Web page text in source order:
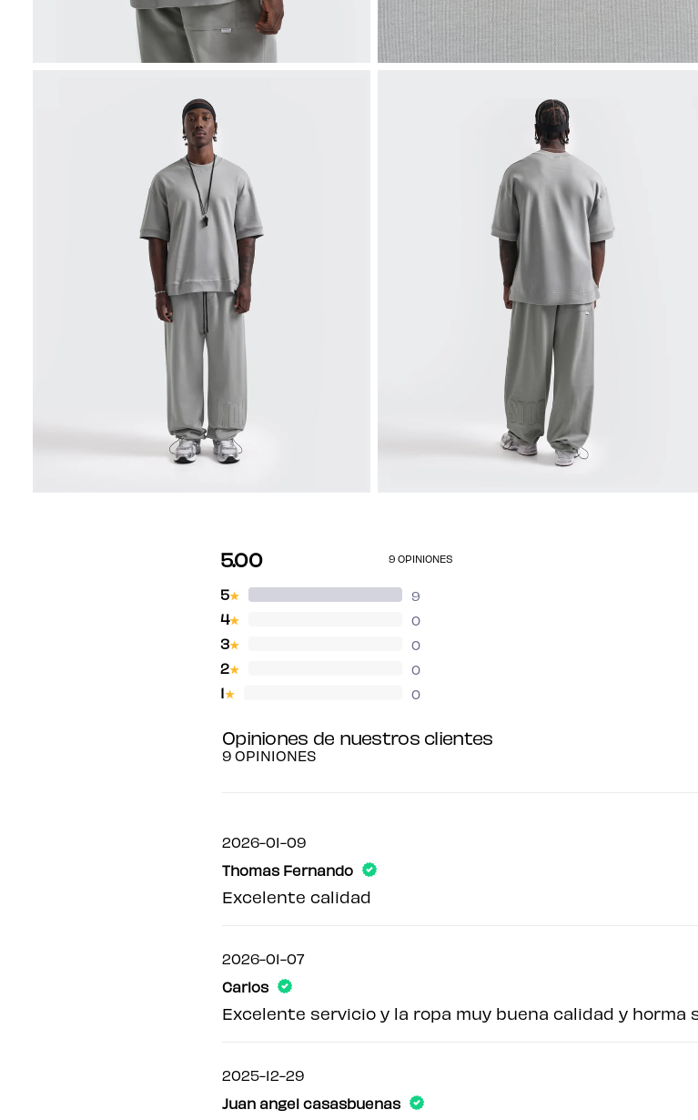
5.00 9 OPINIONES
5★ 9
4★ 0
3★ 0
2★ 0
1★ 0
Opiniones de nuestros clientes
9 OPINIONES
2026-01-09
Thomas Fernando
Excelente calidad
2026-01-07
Carlos
Excelente servicio y la ropa muy buena calidad y horma
2025-12-29
Juan angel casasbuenas